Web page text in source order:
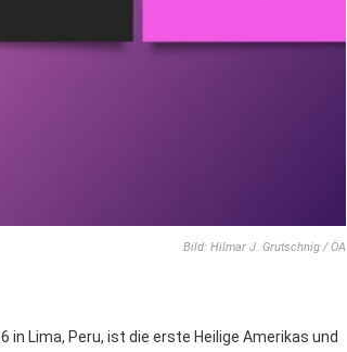
Bild: Hilmar J. Grutschnig / ÖA
in Lima, Peru, ist die erste Heilige Amerikas und